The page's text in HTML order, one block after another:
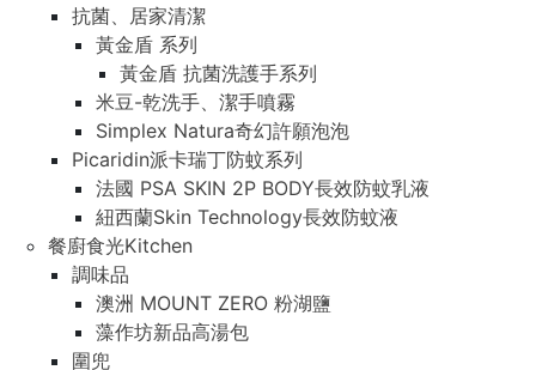
抗菌、居家清潔
黃金盾 系列
黃金盾 抗菌洗護手系列
米豆-乾洗手、潔手噴霧
Simplex Natura奇幻許願泡泡
Picaridin派卡瑞丁防蚊系列
法國 PSA SKIN 2P BODY長效防蚊乳液
紐西蘭Skin Technology長效防蚊液
餐廚食光Kitchen
調味品
澳洲 MOUNT ZERO 粉湖鹽
藻作坊新品高湯包
圍兜